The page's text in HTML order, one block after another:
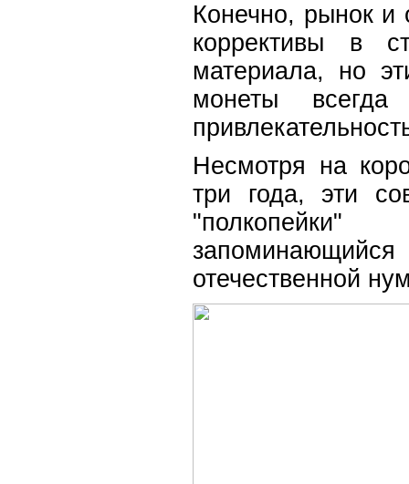
Конечно, рынок и
коррективы в
материала, но
монеты
Несмотря на
три года, эти
отечественной